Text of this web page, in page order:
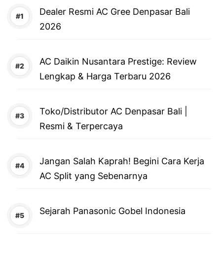
Dealer Resmi AC Gree Denpasar Bali
2026
AC Daikin Nusantara Prestige: Review
Lengkap & Harga Terbaru 2026
Toko/Distributor AC Denpasar Bali |
Resmi & Terpercaya
Jangan Salah Kaprah! Begini Cara Kerja
AC Split yang Sebenarnya
Sejarah Panasonic Gobel Indonesia